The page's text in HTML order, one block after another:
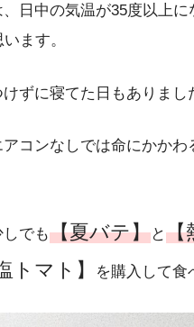
日中の気温が35度以上
ます。
ずに寝てた日もありまし
コンなしでは命にかか
でも【夏バテ】と【
トマト】 を購入して食